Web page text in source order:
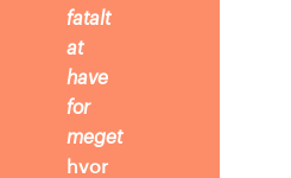
fatalt
at
have
for
megetundersøger
hvor